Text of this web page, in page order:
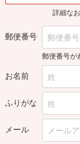
詳細な
郵便番号
郵便番号が
お名前
ふりがな
メール